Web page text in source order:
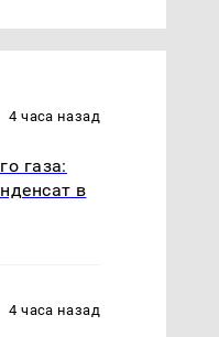
4 часа назад
газа:
в
4 часа назад